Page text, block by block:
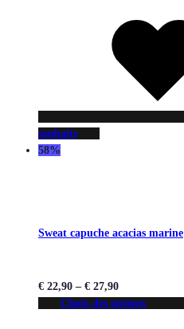
souhaits
58%
Sweat capuche acacias marine
€ 22,90 – € 27,90
Choix des options